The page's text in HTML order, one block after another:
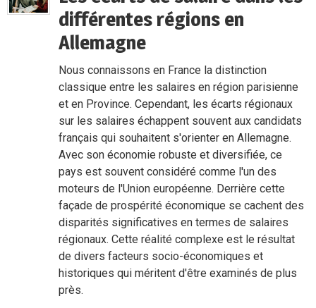
différentes régions en
Allemagne
Nous connaissons en France la distinction
classique entre les salaires en région parisienne
et en Province. Cependant, les écarts régionaux
sur les salaires échappent souvent aux candidats
français qui souhaitent s'orienter en Allemagne.
Avec son économie robuste et diversifiée, ce
pays est souvent considéré comme l'un des
moteurs de l'Union européenne. Derrière cette
façade de prospérité économique se cachent des
disparités significatives en termes de salaires
régionaux. Cette réalité complexe est le résultat
de divers facteurs socio-économiques et
historiques qui méritent d'être examinés de plus
près.